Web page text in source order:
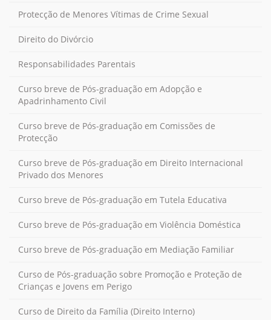
Protecção de Menores Vítimas de Crime Sexual
Direito do Divórcio
Responsabilidades Parentais
Curso breve de Pós-graduação em Adopção e
Apadrinhamento Civil
Curso breve de Pós-graduação em Comissões de
Protecção
Curso breve de Pós-graduação em Direito Internacional
Privado dos Menores
Curso breve de Pós-graduação em Tutela Educativa
Curso breve de Pós-graduação em Violência Doméstica
Curso breve de Pós-graduação em Mediação Familiar
Curso de Pós-graduação sobre Promoção e Proteção de
Crianças e Jovens em Perigo
Curso de Direito da Família (Direito Interno)